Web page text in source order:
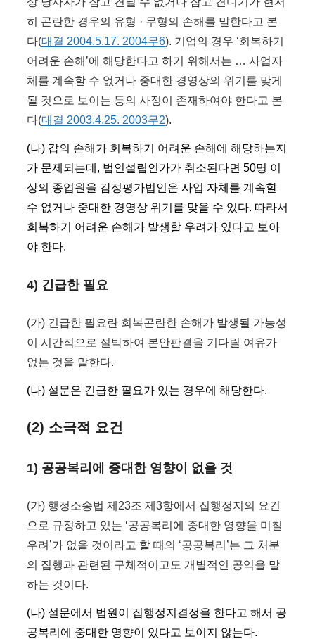
히 곤란한 경우의 유형 · 무형의 손해를 말한다고 본
다(대결 2004.5.17. 2004무6). 기업의 경우 ‘회복하기
어려운 손해’에 해당한다고 하기 위해서는 … 사업자
체를 계속할 수 없거나 중대한 경영상의 위기를 맞게
될 것으로 보이는 등의 사정이 존재하여야 한다고 본
다(대결 2003.4.25. 2003무2).
(나) 갑의 손해가 회복하기 어려운 손해에 해당하는지
가 문제되는데, 법인설립인가가 취소된다면 50명 이
상의 종업원을 감정평가법인은 사업 자체를 계속할
수 없거나 중대한 경영상 위기를 맞을 수 있다. 따라서
회복하기 어려운 손해가 발생할 우려가 있다고 보아
야 한다.
4) 긴급한 필요
(가) 긴급한 필요란 회복곤란한 손해가 발생될 가능성
이 시간적으로 절박하여 본안판결을 기다릴 여유가
없는 것을 말한다.
(나) 설문은 긴급한 필요가 있는 경우에 해당한다.
(2) 소극적 요건
1) 공공복리에 중대한 영향이 없을 것
(가) 행정소송법 제23조 제3항에서 집행정지의 요건
으로 규정하고 있는 ‘공공복리에 중대한 영향을 미칠
우려’가 없을 것이라고 할 때의 ‘공공복리’는 그 처분
의 집행과 관련된 구체적이고도 개별적인 공익을 말
하는 것이다.
(나) 설문에서 법원이 집행정지결정을 한다고 해서 공
공복리에 중대한 영향이 있다고 보이지 않는다.